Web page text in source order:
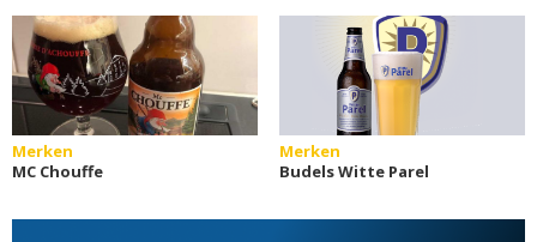
Merken
MC Chouffe
Merken
Budels Witte Parel